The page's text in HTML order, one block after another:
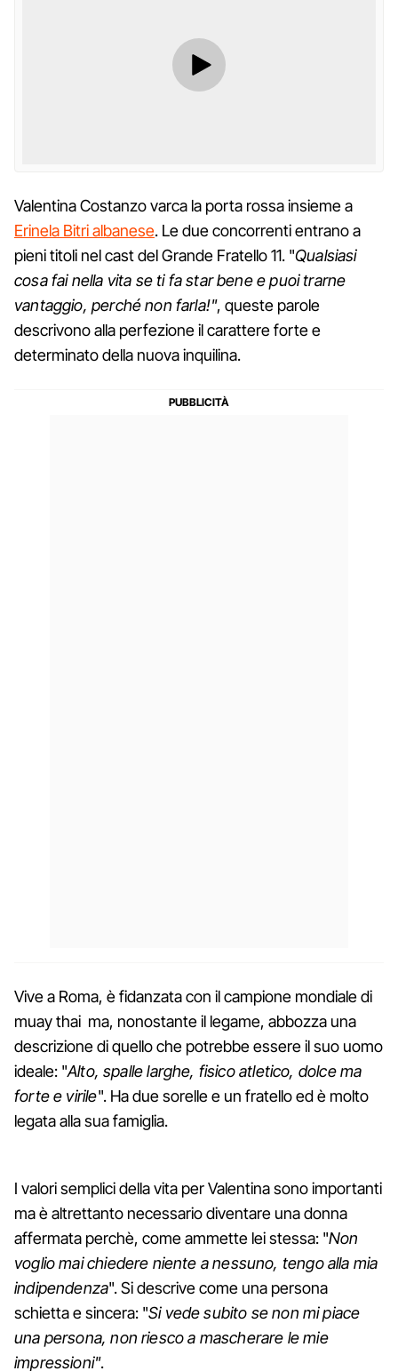
Valentina Costanzo varca la porta rossa insieme a
Erinela Bitri albanese. Le due concorrenti entrano a
pieni titoli nel cast del Grande Fratello 11. "Qualsiasi
cosa fai nella vita se ti fa star bene e puoi trarne
vantaggio, perché non farla!", queste parole
descrivono alla perfezione il carattere forte e
determinato della nuova inquilina.
Vive a Roma, è fidanzata con il campione mondiale di
muay thai ma, nonostante il legame, abbozza una
descrizione di quello che potrebbe essere il suo uomo
ideale: "Alto, spalle larghe, fisico atletico, dolce ma
forte e virile". Ha due sorelle e un fratello ed è molto
legata alla sua famiglia.
I valori semplici della vita per Valentina sono importanti
ma è altrettanto necessario diventare una donna
affermata perchè, come ammette lei stessa: "Non
voglio mai chiedere niente a nessuno, tengo alla mia
indipendenza". Si descrive come una persona
schietta e sincera: "Si vede subito se non mi piace
una persona, non riesco a mascherare le mie
impressioni".